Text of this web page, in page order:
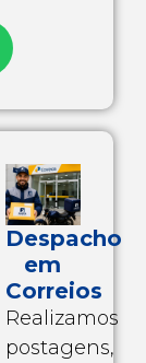
Despacho
em
Correios
Realizamos
postagens,